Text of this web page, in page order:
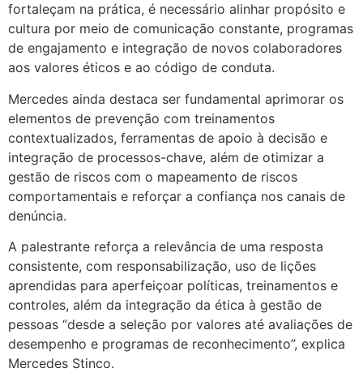
fortaleçam na prática, é necessário alinhar propósito e
cultura por meio de comunicação constante, programas
de engajamento e integração de novos colaboradores
aos valores éticos e ao código de conduta.
Mercedes ainda destaca ser fundamental aprimorar os
elementos de prevenção com treinamentos
contextualizados, ferramentas de apoio à decisão e
integração de processos-chave, além de otimizar a
gestão de riscos com o mapeamento de riscos
comportamentais e reforçar a confiança nos canais de
denúncia.
A palestrante reforça a relevância de uma resposta
consistente, com responsabilização, uso de lições
aprendidas para aperfeiçoar políticas, treinamentos e
controles, além da integração da ética à gestão de
pessoas “desde a seleção por valores até avaliações de
desempenho e programas de reconhecimento”, explica
Mercedes Stinco.